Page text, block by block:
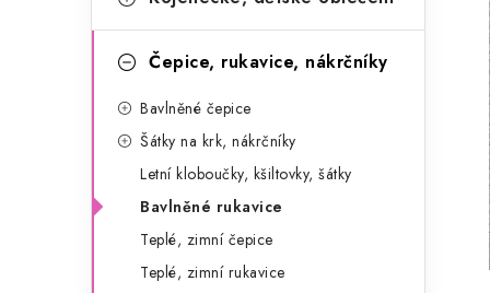
o
a
a
r
Čepice, rukavice, nákrčníky
Bavlněné čepice
Šátky na krk, nákrčníky
Letní kloboučky, kšiltovky, šátky
Bavlněné rukavice
Teplé, zimní čepice
Teplé, zimní rukavice